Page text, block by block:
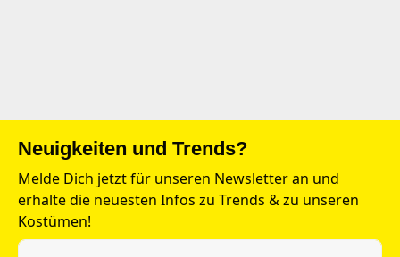
Neuigkeiten und Trends?
Melde Dich jetzt für unseren Newsletter an und
erhalte die neuesten Infos zu Trends & zu unseren
Kostümen!